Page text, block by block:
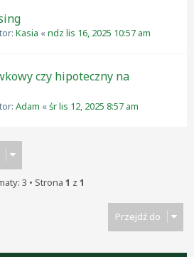
Kasia «ndz lis 16, 2025 10:57 am
czy hipoteczny na
Adam «śr lis 12, 2025 8:57 am
3 • Strona 1 z 1
Przejdź do